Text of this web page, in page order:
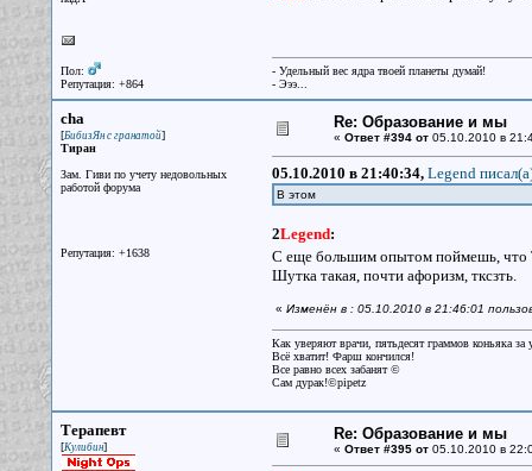
Пол:
Репутация: +864
- Удельный вес ядра твоей планеты думай!
- Эээ...
cha
[БибизЯн с гранатой]
Тиран
Зам. Гиви по учету недовольных
работой форума
Репутация: +1638
Re: Образование и мы
« Ответ #394 от05.10.2010 в
05.10.2010 в 21:40:34, Legend
В этом
2Legend:
С еще большим опытом поймешь, что
Шутка такая, почти афоризм, тксзть.
« Изменён в : 05.10.2010 в 21:46:01
Как уверяют врачи, пятьдесят граммов коньяка
Всё хватит! Фарш кончился!
Все равно всех забанят ©
Сам дурак!©pipetz
Терапевт
[Кулибин]
Re: Образование и мы
« Ответ #395 от05.10.2010 в